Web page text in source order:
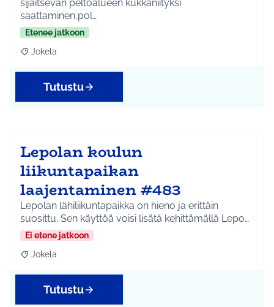
sijaitsevan peltoalueen kukkaniityksi
saattaminen,pol…
Etenee jatkoon
Rajaa tulokset aihepiirin mukaan: Jokela
Jokela
Tutustu
Lepolan koulun
liikuntapaikan
laajentaminen #483
Lepolan lähiliikuntapaikka on hieno ja erittäin
suosittu. Sen käyttöä voisi lisätä kehittämällä Lepo…
Ei etene jatkoon
Rajaa tulokset aihepiirin mukaan: Jokela
Jokela
Tutustu